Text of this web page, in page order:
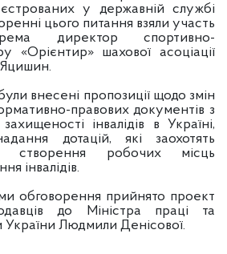
у державній службі
цього питання взяли участь
директор спортивно-
«Орієнтир» шахової асоціації
внесені пропозиції щодо змін
правових документів з
інвалідів в Україні,
дотацій, які заохотять
створення робочих місць
інвалідів.
прийнято проект
до Міністра праці та
України Людмили Денісової.